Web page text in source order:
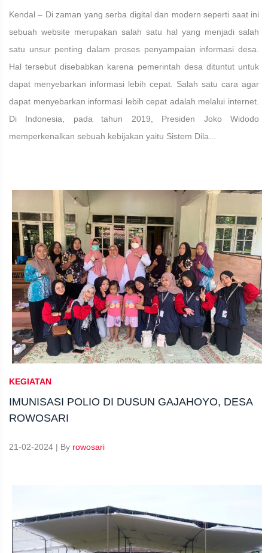
Kendal – Di zaman yang serba digital dan modern seperti saat ini
sebuah website merupakan salah satu hal yang menjadi salah
satu unsur penting dalam proses penyampaian informasi desa.
Hal tersebut disebabkan karena pemerintah desa dituntut untuk
dapat menyebarkan informasi lebih cepat. Salah satu cara agar
dapat menyebarkan informasi lebih cepat adalah melalui internet.
Di Indonesia, pada tahun 2019, Presiden Joko Widodo
memperkenalkan sebuah kebijakan yaitu Sistem Dila...
KEGIATAN
IMUNISASI POLIO DI DUSUN GAJAHOYO, DESA
ROWOSARI
21-02-2024 | By rowosari